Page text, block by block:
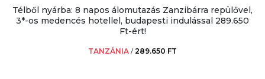
Télből nyárba: 8 napos álomutazás Zanzibárra repülővel,
3*-os medencés hotellel, budapesti indulással 289.650
Ft-ért!
TANZÁNIA /289.650 FT